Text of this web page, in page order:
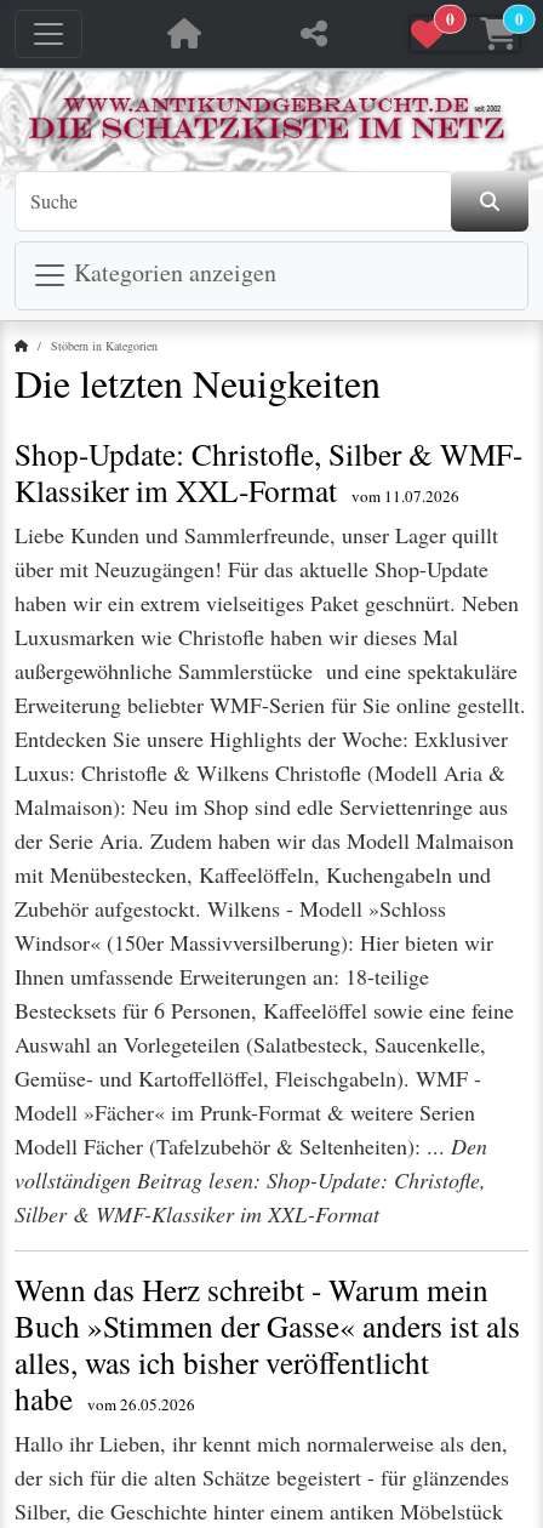
0 0
Kategorien anzeigen
StartseiteStöbern in Kategorien
Die letzten Neuigkeiten
Shop-Update: Christofle, Silber & WMF-
Klassiker im XXL-Format vom 11.07.2026
Liebe Kunden und Sammlerfreunde, unser Lager quillt
über mit Neuzugängen! Für das aktuelle Shop-Update
haben wir ein extrem vielseitiges Paket geschnürt. Neben
Luxusmarken wie Christofle haben wir dieses Mal
außergewöhnliche Sammlerstücke und eine spektakuläre
Erweiterung beliebter WMF-Serien für Sie online gestellt.
Entdecken Sie unsere Highlights der Woche: Exklusiver
Luxus: Christofle & Wilkens Christofle (Modell Aria &
Malmaison): Neu im Shop sind edle Serviettenringe aus
der Serie Aria. Zudem haben wir das Modell Malmaison
mit Menübestecken, Kaffeelöffeln, Kuchengabeln und
Zubehör aufgestockt. Wilkens - Modell »Schloss
Windsor« (150er Massivversilberung): Hier bieten wir
Ihnen umfassende Erweiterungen an: 18-teilige
Bestecksets für 6 Personen, Kaffeelöffel sowie eine feine
Auswahl an Vorlegeteilen (Salatbesteck, Saucenkelle,
Gemüse- und Kartoffellöffel, Fleischgabeln). WMF -
Modell »Fächer« im Prunk-Format & weitere Serien
Modell Fächer (Tafelzubehör & Seltenheiten): ... Den
vollständigen Beitrag lesen: Shop-Update: Christofle,
Silber & WMF-Klassiker im XXL-Format
Wenn das Herz schreibt - Warum mein
Buch »Stimmen der Gasse« anders ist als
alles, was ich bisher veröffentlicht
habe vom 26.05.2026
Hallo ihr Lieben, ihr kennt mich normalerweise als den,
der sich für die alten Schätze begeistert - für glänzendes
Silber, die Geschichte hinter einem antiken Möbelstück